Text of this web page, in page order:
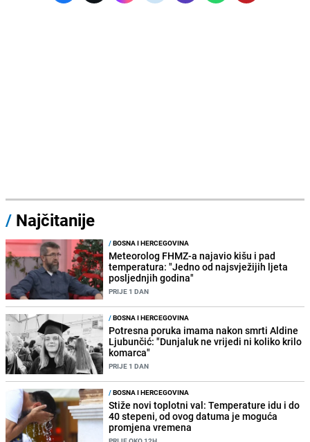
/ Najčitanije
/BOSNA I HERCEGOVINA
Meteorolog FHMZ-a najavio kišu i pad
temperatura: "Jedno od najsvježijih ljeta
posljednjih godina"
PRIJE 1 DAN
/BOSNA I HERCEGOVINA
Potresna poruka imama nakon smrti Aldine
Ljubunčić: "Dunjaluk ne vrijedi ni koliko krilo
komarca"
PRIJE 1 DAN
/BOSNA I HERCEGOVINA
Stiže novi toplotni val: Temperature idu i do
40 stepeni, od ovog datuma je moguća
promjena vremena